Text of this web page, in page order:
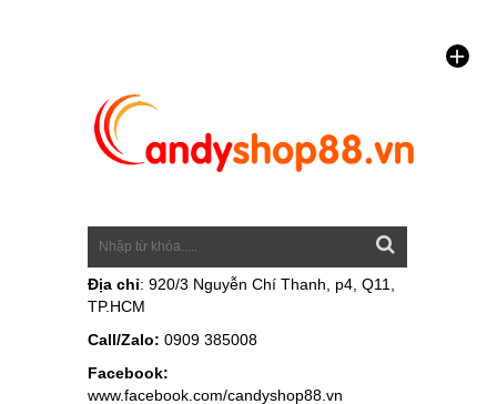
Địa chỉ: 920/3 Nguyễn Chí Thanh, p4, Q11,
TP.HCM
Call/Zalo: 0909 385008
Facebook:
www.facebook.com/candyshop88.vn